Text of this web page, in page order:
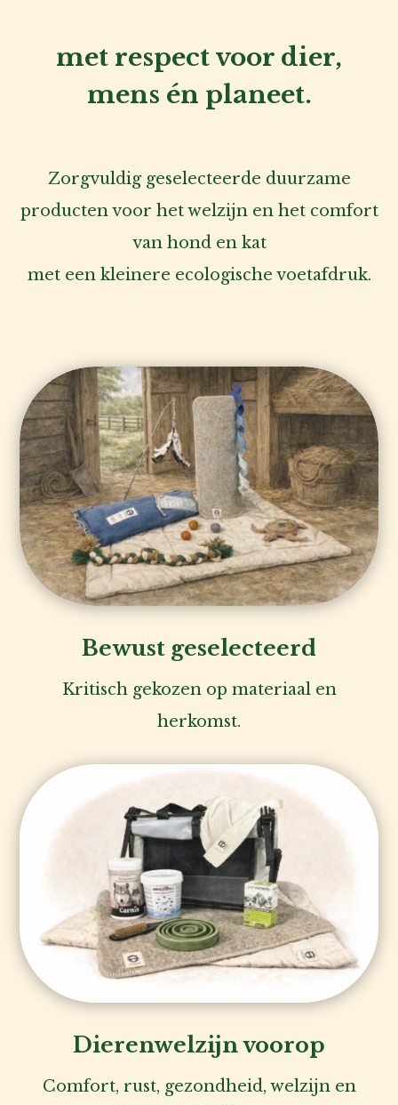
Kat
Hond
Voor
Over
ons
met respect voor dier,
mens én planeet.
Zorgvuldig geselecteerde duurzame
producten voor het welzijn en het comfort
van hond en kat
met een kleinere ecologische voetafdruk.
Bewust geselecteerd
Kritisch gekozen op materiaal en
herkomst.
Dierenwelzijn voorop
Comfort, rust, gezondheid, welzijn en